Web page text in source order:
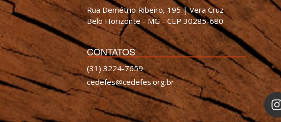
Rua Demétrio Ribeiro, 195 | Vera Cruz
Belo Horizonte - MG - CEP 30285-680
CONTATOS
(31) 3224-7659
cedefes@cedefes.org.br